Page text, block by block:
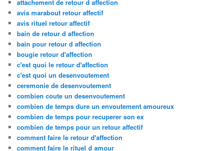
attachement de retour d affection
avis marabout retour affectif
avis rituel retour affectif
bain de retour d affection
bain pour retour d affection
bougie retour d'affection
c'est quoi le retour d'affection
c'est quoi un desenvoutement
ceremonie de desenvoutement
combien coute un desenvoutement
combien de temps dure un envoutement amoureux
combien de temps pour recuperer son ex
combien de temps pour un retour affectif
comment faire le retour d'affection
comment faire le rituel d amour